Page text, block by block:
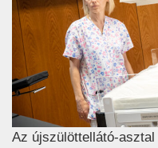
Az újszülöttellátó-